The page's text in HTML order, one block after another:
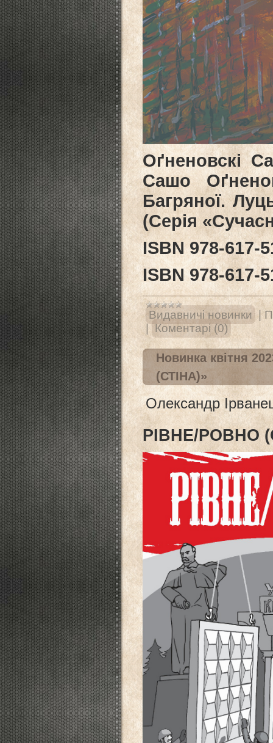
Оґненовскі
Сашо
Багряної.
(Серія
ISВN 978-617-
ISBN 978-617-
Видавничі новинки |
| Коментарі (0)
Новинка квітня
(СТІНА)»
Олександр
РІВНЕ/РОВНО